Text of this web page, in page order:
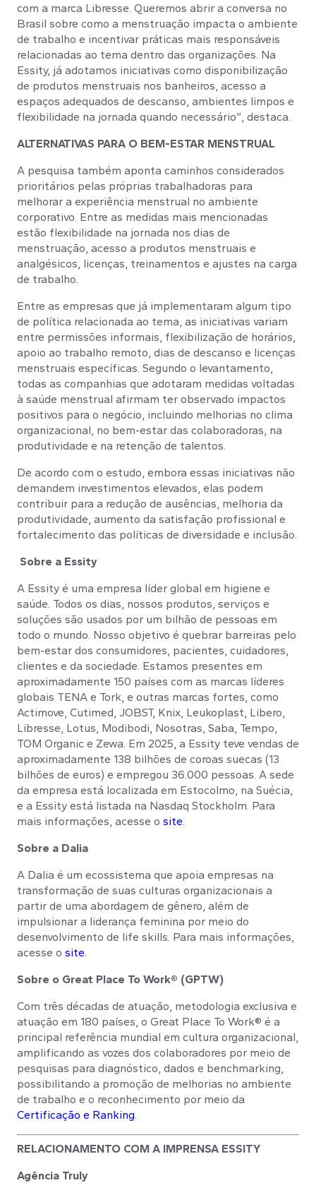
com a marca Libresse. Queremos abrir a conversa no
Brasil sobre como a menstruação impacta o ambiente
de trabalho e incentivar práticas mais responsáveis
relacionadas ao tema dentro das organizações. Na
Essity, já adotamos iniciativas como disponibilização
de produtos menstruais nos banheiros, acesso a
espaços adequados de descanso, ambientes limpos e
flexibilidade na jornada quando necessário”, destaca.
ALTERNATIVAS PARA O BEM-ESTAR MENSTRUAL
A pesquisa também aponta caminhos considerados
prioritários pelas próprias trabalhadoras para
melhorar a experiência menstrual no ambiente
corporativo. Entre as medidas mais mencionadas
estão flexibilidade na jornada nos dias de
menstruação, acesso a produtos menstruais e
analgésicos, licenças, treinamentos e ajustes na carga
de trabalho.
Entre as empresas que já implementaram algum tipo
de política relacionada ao tema, as iniciativas variam
entre permissões informais, flexibilização de horários,
apoio ao trabalho remoto, dias de descanso e licenças
menstruais específicas. Segundo o levantamento,
todas as companhias que adotaram medidas voltadas
à saúde menstrual afirmam ter observado impactos
positivos para o negócio, incluindo melhorias no clima
organizacional, no bem-estar das colaboradoras, na
produtividade e na retenção de talentos.
De acordo com o estudo, embora essas iniciativas não
demandem investimentos elevados, elas podem
contribuir para a redução de ausências, melhoria da
produtividade, aumento da satisfação profissional e
fortalecimento das políticas de diversidade e inclusão.
Sobre a Essity
A Essity é uma empresa líder global em higiene e
saúde. Todos os dias, nossos produtos, serviços e
soluções são usados por um bilhão de pessoas em
todo o mundo. Nosso objetivo é quebrar barreiras pelo
bem-estar dos consumidores, pacientes, cuidadores,
clientes e da sociedade. Estamos presentes em
aproximadamente 150 países com as marcas líderes
globais TENA e Tork, e outras marcas fortes, como
Actimove, Cutimed, JOBST, Knix, Leukoplast, Libero,
Libresse, Lotus, Modibodi, Nosotras, Saba, Tempo,
TOM Organic e Zewa. Em 2025, a Essity teve vendas de
aproximadamente 138 bilhões de coroas suecas (13
bilhões de euros) e empregou 36.000 pessoas. A sede
da empresa está localizada em Estocolmo, na Suécia,
e a Essity está listada na Nasdaq Stockholm. Para
mais informações, acesse o site
Sobre a Dalia
A Dalia é um ecossistema que apoia empresas na
transformação de suas culturas organizacionais a
partir de uma abordagem de gênero, além de
impulsionar a liderança feminina por meio do
desenvolvimento de life skills. Para mais informações,
acesse o site
Sobre o Great Place To Work® (GPTW)
Com três décadas de atuação, metodologia exclusiva e
atuação em 180 países, o Great Place To Work® é a
principal referência mundial em cultura organizacional,
amplificando as vozes dos colaboradores por meio de
pesquisas para diagnóstico, dados e benchmarking,
possibilitando a promoção de melhorias no ambiente
de trabalho e o reconhecimento por meio da
Certificação e Ranking
RELACIONAMENTO COM A IMPRENSA ESSITY
Agência Truly